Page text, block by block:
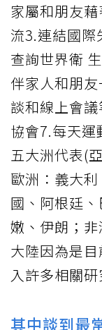
家屬和朋友
流3.連結國際
查詢世界衛
伴家人和朋
談和線上會
協會7.每天運
五大洲代表(
歐洲：義大
國、阿根廷
嫩、伊朗；
大陸因為是
入許多相關研
其中談到最